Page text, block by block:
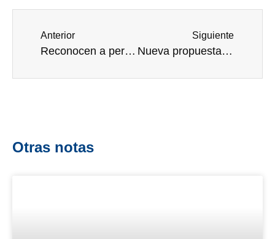
Anterior
Reconocen a personal de salud del IMSS que salvó vidas de pacientes con COVID-19
Siguiente
Nueva propuesta para administración oral de fármacos que permita evitar dolor e incomodidad de la vía intramuscular
Otras notas